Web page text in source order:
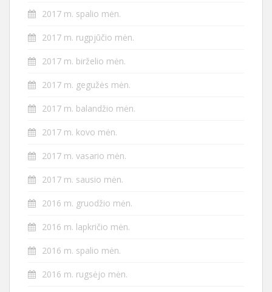
2017 m. spalio mėn.
2017 m. rugpjūčio mėn.
2017 m. birželio mėn.
2017 m. gegužės mėn.
2017 m. balandžio mėn.
2017 m. kovo mėn.
2017 m. vasario mėn.
2017 m. sausio mėn.
2016 m. gruodžio mėn.
2016 m. lapkričio mėn.
2016 m. spalio mėn.
2016 m. rugsėjo mėn.